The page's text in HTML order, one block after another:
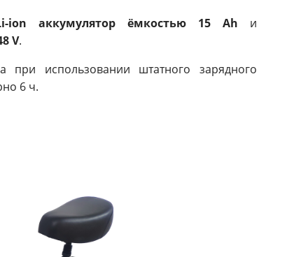
ion аккумулятор ёмкостью 15 Ah и
V.
при использовании штатного зарядного
6 ч.